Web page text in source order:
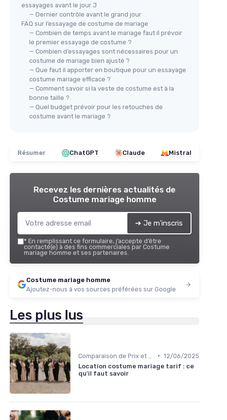
essayages avant le jour J
— Dernier contrôle avant le grand jour
FAQ sur l’essayage de costume de mariage
— Combien de temps avant le mariage faut il prévoir
le premier essayage de costume ?
— Combien d’essayages sont nécessaires pour un
costume de mariage bien ajusté ?
— Que faut il apporter en boutique pour un essayage
costume mariage efficace ?
— Comment savoir si la veste de costume est à la
bonne taille ?
— Quel budget prévoir pour les retouches de
costume avant le mariage ?
Résumer ChatGPT Claude Mistral
Recevez les dernières actualités de
Costume mariage homme
➔ Je m'inscris
* En remplissant ce formulaire, j’accepte d’être
contacté(e) à des fins commerciales par Costume
mariage homme et ses partenaires.
Costume mariage homme
Ajoutez-nous à vos sources préférées sur Google
Les plus lus
• 12/06/2025
Location costume mariage tarif : ce
qu'il faut savoir